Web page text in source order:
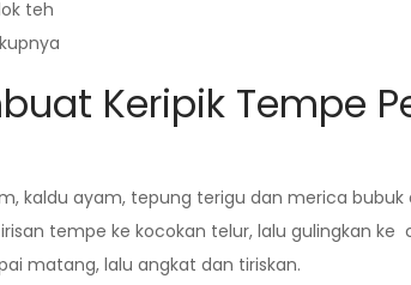
teh
Keripik Tempe
kaldu ayam, tepung terigu dan merica bubuk
tempe ke kocokan telur, lalu gulingkan
matang, lalu angkat dan tiriskan.